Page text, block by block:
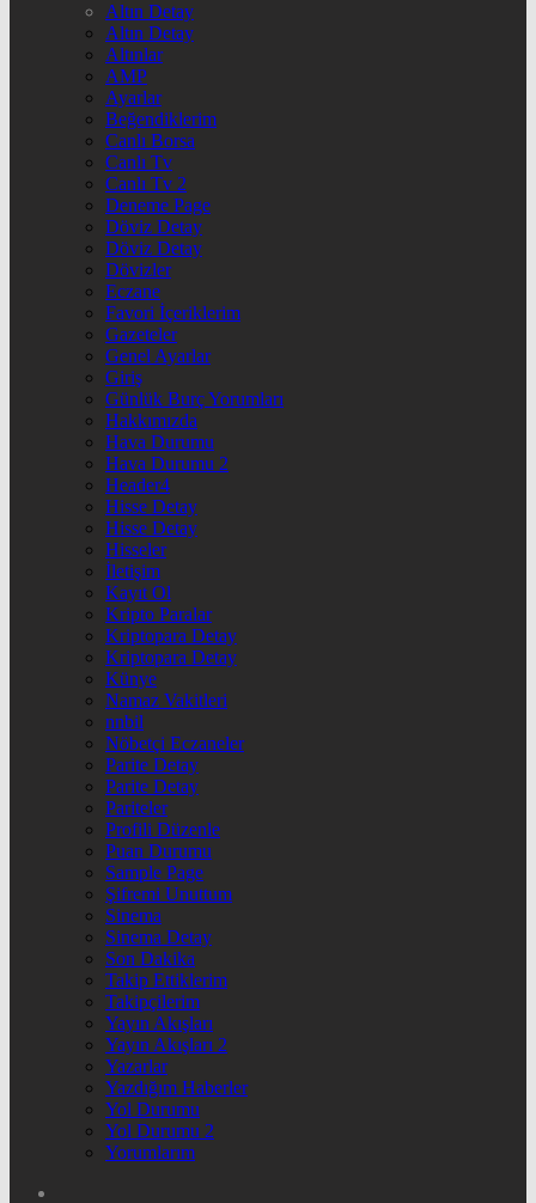
Altın Detay
Altın Detay
Altınlar
AMP
Ayarlar
Beğendiklerim
Canlı Borsa
Canlı Tv
Canlı Tv 2
Deneme Page
Döviz Detay
Döviz Detay
Dövizler
Eczane
Favori İçeriklerim
Gazeteler
Genel Ayarlar
Giriş
Günlük Burç Yorumları
Hakkımızda
Hava Durumu
Hava Durumu 2
Header4
Hisse Detay
Hisse Detay
Hisseler
İletişim
Kayıt Ol
Kripto Paralar
Kriptopara Detay
Kriptopara Detay
Künye
Namaz Vakitleri
nnbil
Nöbetçi Eczaneler
Parite Detay
Parite Detay
Pariteler
Profili Düzenle
Puan Durumu
Sample Page
Şifremi Unuttum
Sinema
Sinema Detay
Son Dakika
Takip Ettiklerim
Takipçilerim
Yayın Akışları
Yayın Akışları 2
Yazarlar
Yazdığım Haberler
Yol Durumu
Yol Durumu 2
Yorumlarım